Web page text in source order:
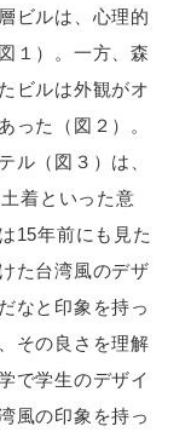
ビルは、心理的
１）。一方、森
ビルは外観がオ
った（図２）。
ル（図３）は、
着といった意
15年前にも見た
た台湾風のデザ
なと印象を持っ
その良さを理解
で学生のデザイ
風の印象を持っ